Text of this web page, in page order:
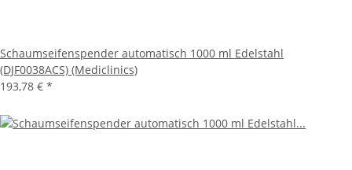
Schaumseifenspender automatisch 1000 ml Edelstahl
(DJF0038ACS) (Mediclinics)
193,78 € *